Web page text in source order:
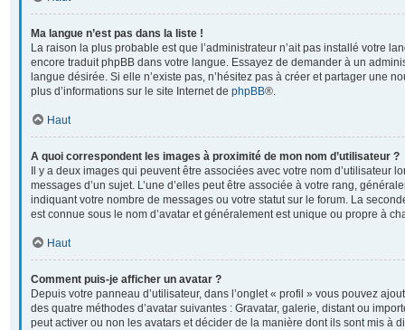
Ma langue n’est pas dans la liste !
La raison la plus probable est que l’administrateur n’ait pas installé votre
encore traduit phpBB dans votre langue. Essayez de demander à un
langue désirée. Si elle n’existe pas, n’hésitez pas à créer et partager une
plus d’informations sur le site Internet de phpBB®.
Haut
A quoi correspondent les images à proximité de mon nom d’utilisateur ?
Il y a deux images qui peuvent être associées avec votre nom d’utilisateur
messages d’un sujet. L’une d’elles peut être associée à votre rang,
indiquant votre nombre de messages ou votre statut sur le forum. La
est connue sous le nom d’avatar et généralement est unique ou propre à
Haut
Comment puis-je afficher un avatar ?
Depuis votre panneau d’utilisateur, dans l’onglet « profil » vous pouvez
des quatre méthodes d’avatar suivantes : Gravatar, galerie, distant ou
peut activer ou non les avatars et décider de la manière dont ils sont mis à